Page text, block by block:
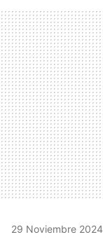
29 Noviembre 2024